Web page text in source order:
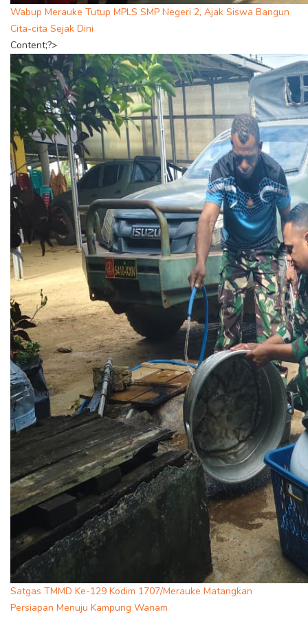
Wabup Merauke Tutup MPLS SMP Negeri 2, Ajak Siswa Bangun
Cita-cita Sejak Dini
Content;?>
Satgas TMMD Ke-129 Kodim 1707/Merauke Matangkan
Persiapan Menuju Kampung Wanam